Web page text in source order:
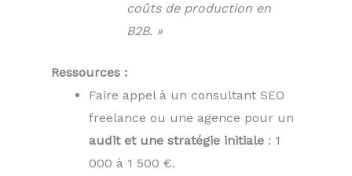
coûts de production en
B2B. »
Ressources :
Faire appel à un consultant SEO
freelance ou une agence pour un
audit et une stratégie initiale : 1
000 à 1 500 €.